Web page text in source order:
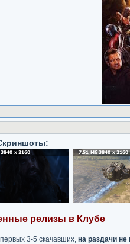
релизы в Клубе
3-5 скачавших, на раздачи